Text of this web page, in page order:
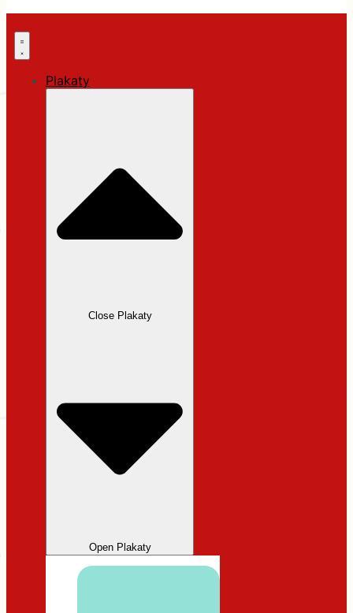
Plakaty
Close Plakaty
Open Plakaty